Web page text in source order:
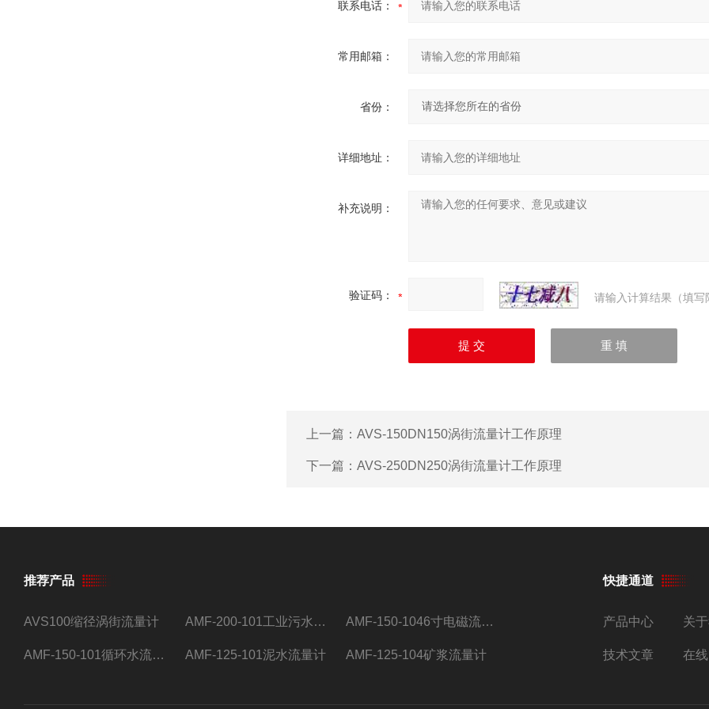
联系电话：
常用邮箱：
省份：
详细地址：
补充说明：
验证码： 请输入计算结果（填
上一篇： AVS-150DN150涡街流量计工作原理
下一篇： AVS-250DN250涡街流量计工作原理
推荐产品
AVS100缩径涡街流量计 AMF-200-101工业污水流量计 AMF-150-1046寸电磁流量计
AMF-150-101循环水流量计,电磁流量计 AMF-125-101泥水流量计 AMF-125-104矿浆流量计
快捷通道
产品中心 关
技术文章 在